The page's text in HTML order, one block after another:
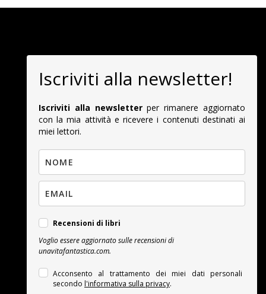
Iscriviti alla newsletter!
Iscriviti alla newsletterper rimanere aggiornato
con la mia attività e ricevere i contenuti destinati ai
miei lettori.
Recensioni di libri
Voglio essere aggiornato sulle recensioni di
unavitafantastica.com.
Acconsento al trattamento dei miei dati personali
secondo l'informativa sulla privacy.